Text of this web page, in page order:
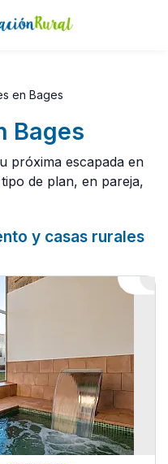
en Bages
Bages
próxima escapada en
de plan, en pareja,
y casas rurales